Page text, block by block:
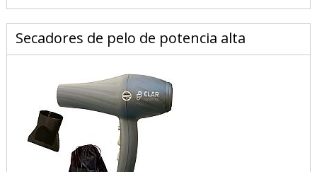
Secadores de pelo de potencia alta